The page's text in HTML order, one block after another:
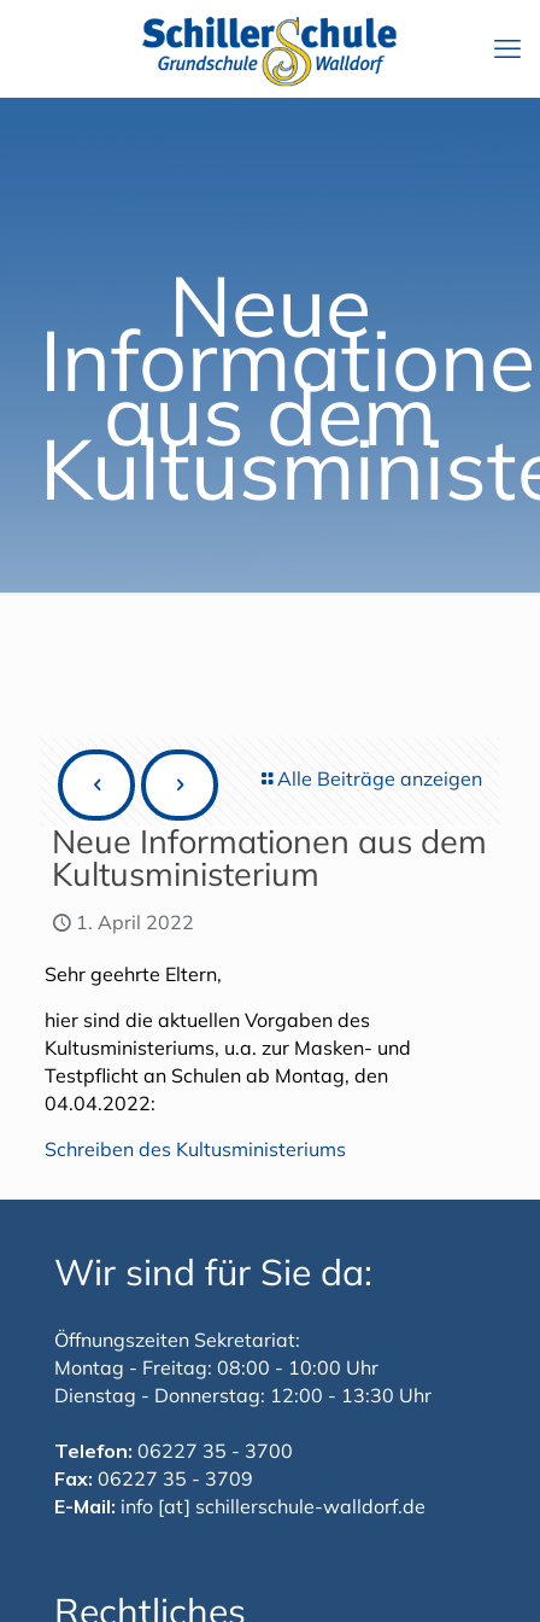
Neue
aus dem
Alle Beiträge anzeigen
Neue Informationen aus dem
Kultusministerium
1. April 2022
Sehr geehrte Eltern,
hier sind die aktuellen Vorgaben des
Kultusministeriums, u.a. zur Masken- und
Testpflicht an Schulen ab Montag, den
04.04.2022:
Schreiben des Kultusministeriums
Wir sind für Sie da:
Öffnungszeiten Sekretariat:
Montag - Freitag: 08:00 - 10:00 Uhr
Dienstag - Donnerstag: 12:00 - 13:30 Uhr
Telefon: 06227 35 - 3700
Fax: 06227 35 - 3709
E-Mail: info [at] schillerschule-walldorf.de
Rechtliches